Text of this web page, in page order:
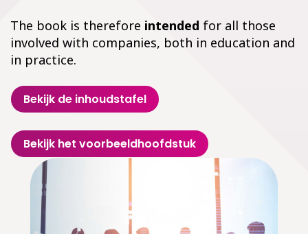
The book is therefore intended for all those
involved with companies, both in education and
in practice.
Bekijk de inhoudstafel
Bekijk het voorbeeldhoofdstuk